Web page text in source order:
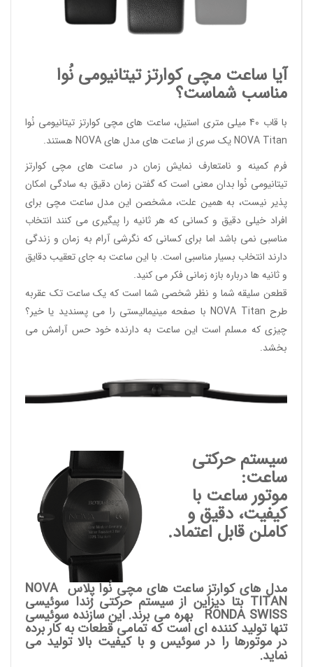
آیا ساعت مچی کوارتز تیتانیومی نُوا
مناسب شماست؟
با قاب 40 میلی متری استیل، ساعت های مچی کوارتز تیتانیومی نُوا
NOVA Titan یک سری از ساعت های مدل های NOVA هستند.
فرم کمینه و نامتعارف نمایش زمان در ساعت های مچی کوارتز
تیتانیومی نُوا بدان معنی است که گفتن زمان دقیق به سادگی امکان
پذیر نیست، به همین علت، مشخصن این مدل ساعت مچی برای
افراد خیلی دقیق و کسانی که هر ثانیه را پیگیری می کنند انتخاب
مناسبی نمی باشد اما برای کسانی که نگرشی آرام به زمان و زندگی
دارند انتخاب بسیار مناسبی است. با این ساعت به جای تعقیب دقایق
و ثانیه ها درباره بازه زمانی فکر می کنید.
قطعن سلیقه شما و نظر شخصی شما است که یک ساعت تک عقربه
طرح NOVA Titanبا صفحه مینیمالیستی را می پسندید یا خیر؟
چیزی که مسلم است این ساعت به دارنده خود حس آرامش می
بخشد.
سیستم حرکتی
ساعت:
موتور ساعت با
کیفیت، دقیق و
کاملن قابل اعتماد.
مدل های کوارتز ساعت های مچی نُوا پلاس NOVA
TITAN بتا دیزاین از سیستم حرکتی رُندا سوئیسی
RONDA SWISS بهره می برند. این سازنده سوئیسی
تنها تولید کننده ای است که تمامی قطعات به کار برده
در موتورها را در سوئیس و با کیفیت بالا تولید می
نماید.